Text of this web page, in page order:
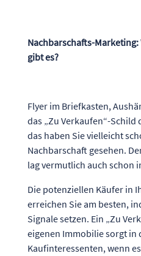
Nachbarschafts-
gibt es?
Flyer im Briefkasten,
das „Zu Verkaufen“-
das haben Sie vielleicht
Nachbarschaft gesehen.
lag vermutlich auch schon
Die potenziellen Käufer in
erreichen Sie am besten,
Signale setzen. Ein „Zu
eigenen Immobilie sorgt in
Kaufinteressenten, wenn